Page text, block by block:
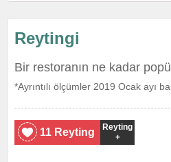
Reytingi
Bir restoranın ne kadar
*Ayrıntılı ölçümler 2019 Ocak ayı
11 Reyting
Reyting
+